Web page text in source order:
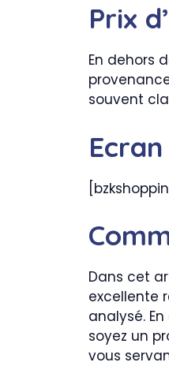
Prix
En dehors
souvent
Dans cet
excellente
analysé.
soyez un
vous